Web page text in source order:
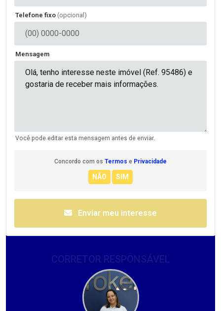
Telefone fixo (opcional)
Mensagem
Você pode editar esta mensagem antes de enviar.
Concordo com os Termos e Privacidade
Enviar meu interesse